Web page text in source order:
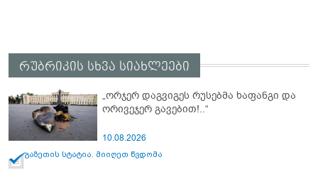
რუბრიკის სხვა სიახლეები
„ორჯერ დაგვიგეს რუსებმა ხაფანგი და
ორივეჯერ გავებით!..“
10.08.2026
გაზეთის სტატია. მიიღეთ წვდომა